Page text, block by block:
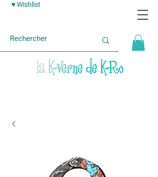
♥ Wishlist